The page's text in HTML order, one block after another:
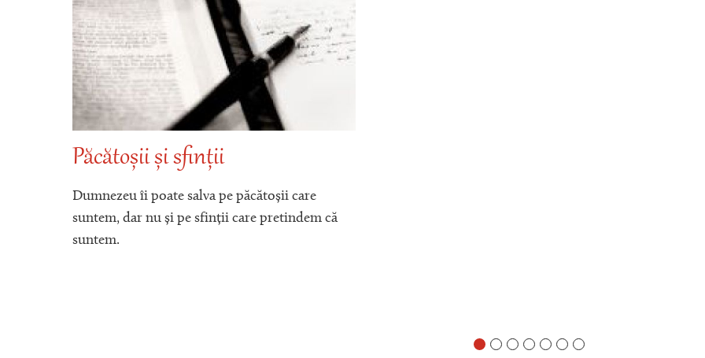
Păcătoșii și sfinții
Dumnezeu îi poate salva pe păcătoșii care
suntem, dar nu și pe sfinții care pretindem că
suntem.